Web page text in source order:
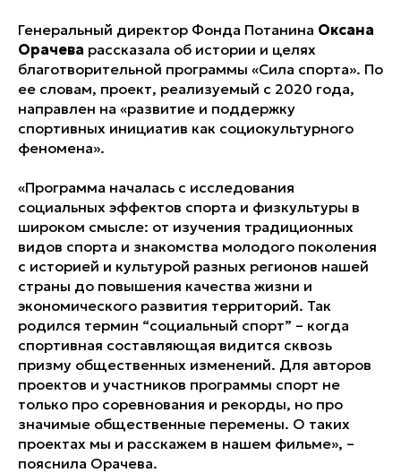
Генеральный директор Фонда Потанина Оксана
Орачева рассказала об истории и целях
благотворительной программы «Сила спорта». По
ее словам, проект, реализуемый с 2020 года,
направлен на «развитие и поддержку
спортивных инициатив как социокультурного
феномена».
«Программа началась с исследования
социальных эффектов спорта и физкультуры в
широком смысле: от изучения традиционных
видов спорта и знакомства молодого поколения
с историей и культурой разных регионов нашей
страны до повышения качества жизни и
экономического развития территорий. Так
родился термин “социальный спорт” – когда
спортивная составляющая видится сквозь
призму общественных изменений. Для авторов
проектов и участников программы спорт не
только про соревнования и рекорды, но про
значимые общественные перемены. О таких
проектах мы и расскажем в нашем фильме», –
пояснила Орачева.